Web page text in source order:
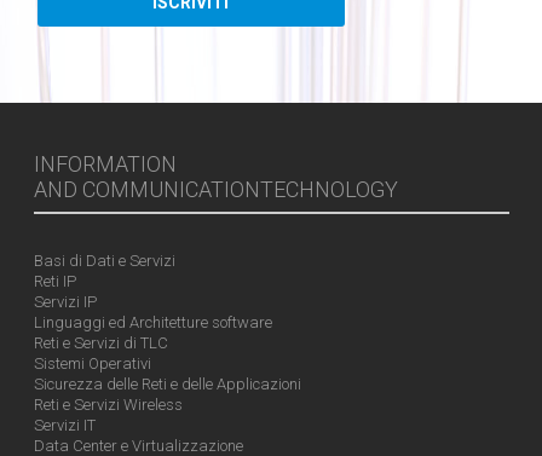
INFORMATION
AND COMMUNICATIONTECHNOLOGY
Basi di Dati e Servizi
Reti IP
Servizi IP
Linguaggi ed Architetture software
Reti e Servizi di TLC
Sistemi Operativi
Sicurezza delle Reti e delle Applicazioni
Reti e Servizi Wireless
Servizi IT
Data Center e Virtualizzazione